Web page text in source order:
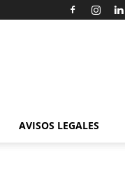
AVISOS LEGALES